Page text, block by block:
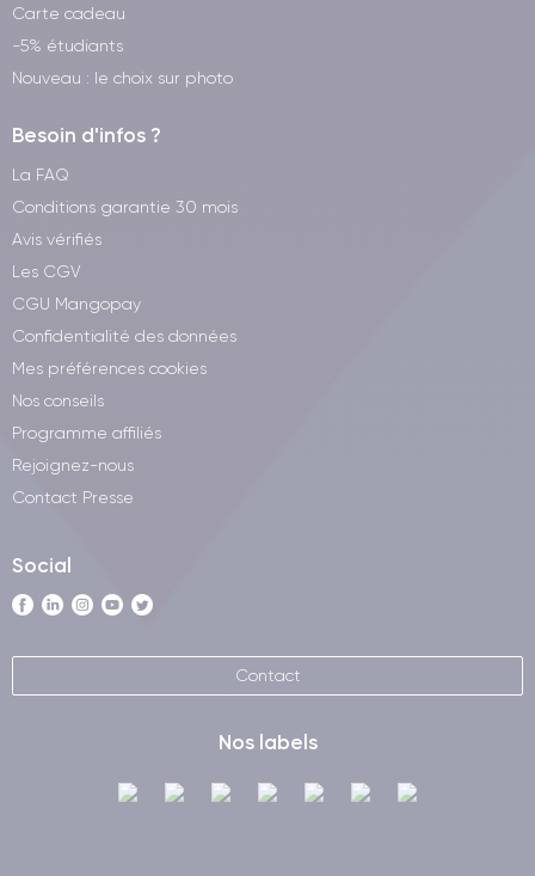
Carte cadeau
-5% étudiants
Nouveau : le choix sur photo
Besoin d'infos ?
La FAQ
Conditions garantie 30 mois
Avis vérifiés
Les CGV
CGU Mangopay
Confidentialité des données
Mes préférences cookies
Nos conseils
Programme affiliés
Rejoignez-nous
Contact Presse
Social
Contact
Nos labels